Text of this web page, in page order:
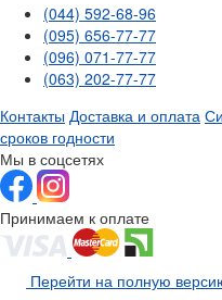
(044) 592-68-96
(095) 656-77-77
(096) 071-77-77
(063) 202-77-77
Контакты Доставка и оплата
сроков годности
Мы в соцсетях
Принимаем к оплате
Перейти на полную